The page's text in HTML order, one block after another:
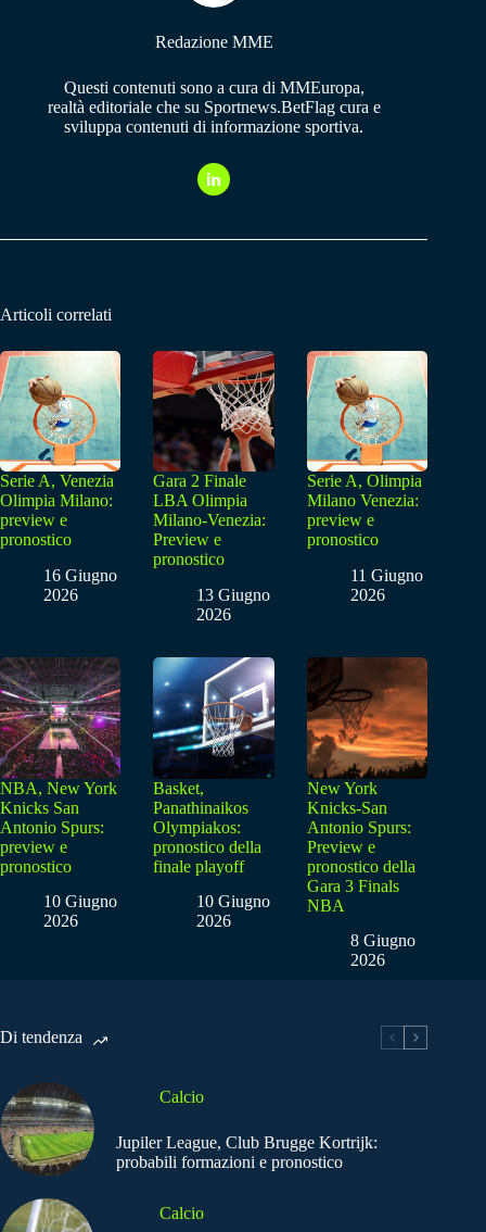
Redazione MME
Questi contenuti sono a cura di MMEuropa,
realtà editoriale che su Sportnews.BetFlag cura e
sviluppa contenuti di informazione sportiva.
Articoli correlati
Serie A, Venezia
Olimpia Milano:
preview e
pronostico
16 Giugno
2026
Gara 2 Finale
LBA Olimpia
Milano-Venezia:
Preview e
pronostico
13 Giugno
2026
Serie A, Olimpia
Milano Venezia:
preview e
pronostico
11 Giugno
2026
NBA, New York
Knicks San
Antonio Spurs:
preview e
pronostico
10 Giugno
2026
Basket,
Panathinaikos
Olympiakos:
pronostico della
finale playoff
10 Giugno
2026
New York
Knicks-San
Antonio Spurs:
Preview e
pronostico della
Gara 3 Finals
NBA
8 Giugno
2026
Di tendenza
Calcio
Jupiler League, Club Brugge Kortrijk:
probabili formazioni e pronostico
Calcio